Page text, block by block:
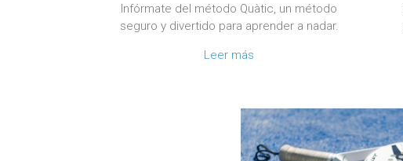
Infórmate del método Quàtic, un método
seguro y divertido para aprender a nadar.
Leer más